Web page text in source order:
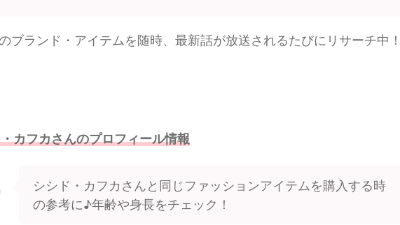
ブランド・アイテムを随時、最新話が放送されるたびにリサーチ中！
カフカさんのプロフィール情報
シシド・カフカさんと同じファッションアイテムを購入する時
の参考に♪年齢や身長をチェック！